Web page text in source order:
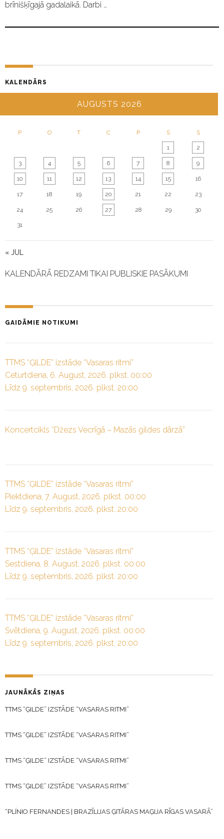
brīnišķīgajā gadalaikā. Darbi …
KALENDĀRS
AUGUSTS 2026
P O T C P S S
« JUL
1 2
3 4 5 6 7 8 9
10 11 12 13 14 15 16
17 18 19 20 21 22 23
24 25 26 27 28 29 30
31
KALENDĀRĀ REDZAMI TIKAI PUBLISKIE PASĀKUMI
GAIDĀMIE NOTIKUMI
TTMS “ĢILDE” izstāde “Vasaras ritmi”
Ceturtdiena, 6. August, 2026. plkst. 00:00
Līdz 9. septembris, 2026. plkst. 20:00
Koncertcikls “Džezs Vecrīgā – Mazās ģildes dārzā”
TTMS “ĢILDE” izstāde “Vasaras ritmi”
Piektdiena, 7. August, 2026. plkst. 00:00
Līdz 9. septembris, 2026. plkst. 20:00
TTMS “ĢILDE” izstāde “Vasaras ritmi”
Sestdiena, 8. August, 2026. plkst. 00:00
Līdz 9. septembris, 2026. plkst. 20:00
TTMS “ĢILDE” izstāde “Vasaras ritmi”
Svētdiena, 9. August, 2026. plkst. 00:00
Līdz 9. septembris, 2026. plkst. 20:00
JAUNĀKĀS ZIŅAS
TTMS “ĢILDE” IZSTĀDE “VASARAS RITMI”
TTMS “ĢILDE” IZSTĀDE “VASARAS RITMI”
TTMS “ĢILDE” IZSTĀDE “VASARAS RITMI”
TTMS “ĢILDE” IZSTĀDE “VASARAS RITMI”
“PLÍNIO FERNANDES | BRAZĪLIJAS ĢITĀRAS MAĢIJA RĪGAS VASARĀ”